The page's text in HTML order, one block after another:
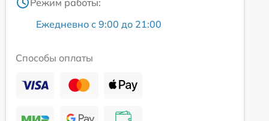
Ежедневно с 9:00 до 21:00
Способы оплаты